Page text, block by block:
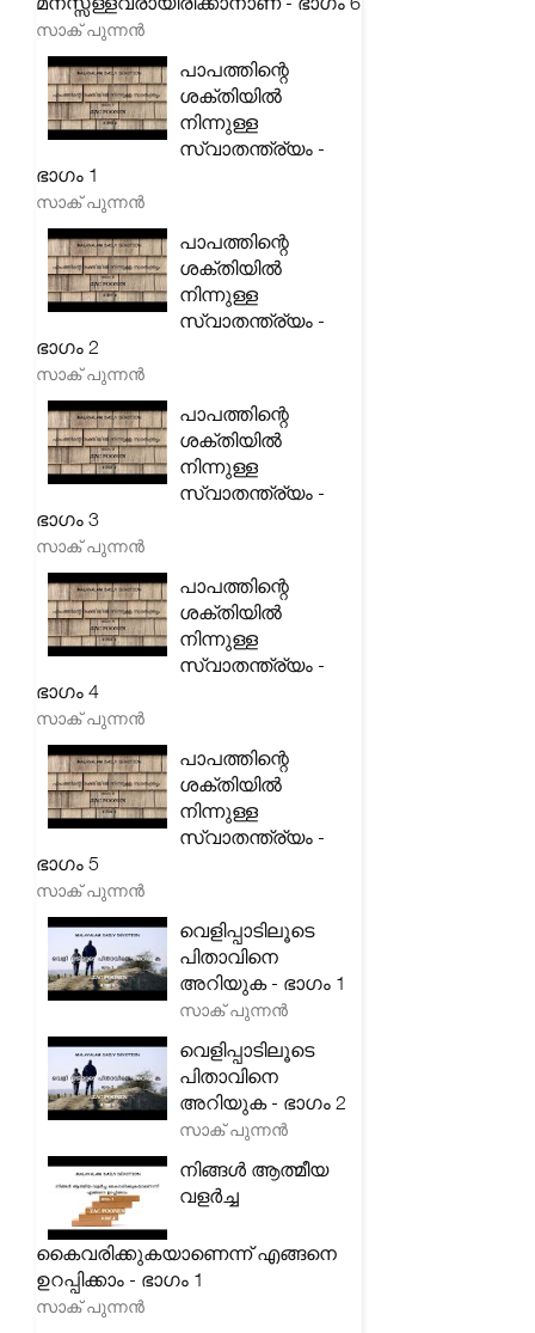
സാക് പുന്നൻ
പാപത്തിന്റെ
ശക്തിയിൽ
നിന്നുള്ള
സ്വാതന്ത്ര്യം -
ഭാഗം 1
സാക് പുന്നൻ
പാപത്തിന്റെ
ശക്തിയിൽ
നിന്നുള്ള
സ്വാതന്ത്ര്യം -
ഭാഗം 2
സാക് പുന്നൻ
പാപത്തിന്റെ
ശക്തിയിൽ
നിന്നുള്ള
സ്വാതന്ത്ര്യം -
ഭാഗം 3
സാക് പുന്നൻ
പാപത്തിന്റെ
ശക്തിയിൽ
നിന്നുള്ള
സ്വാതന്ത്ര്യം -
ഭാഗം 4
സാക് പുന്നൻ
പാപത്തിന്റെ
ശക്തിയിൽ
നിന്നുള്ള
സ്വാതന്ത്ര്യം -
ഭാഗം 5
സാക് പുന്നൻ
വെളിപ്പാടിലൂടെ
പിതാവിനെ
അറിയുക - ഭാഗം 1
സാക് പുന്നൻ
വെളിപ്പാടിലൂടെ
പിതാവിനെ
അറിയുക - ഭാഗം 2
സാക് പുന്നൻ
നിങ്ങൾ ആത്മീയ
വളർച്ച
കൈവരിക്കുകയാണെന്ന് എങ്ങനെ
ഉറപ്പിക്കാം - ഭാഗം 1
സാക് പുന്നൻ